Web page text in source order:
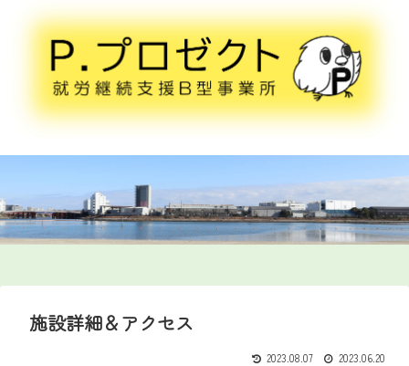
施設詳細＆アクセス
2023.08.07 2023.06.20